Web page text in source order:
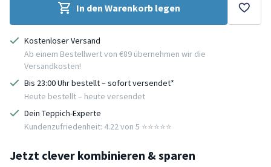
In den Warenkorb legen
Kostenloser Versand
Ab einem Bestellwert von €89 übernehmen wir die
Versandkosten!
Bis 23:00 Uhr bestellt – sofort versendet*
Heute bestellt – heute versendet
Dein Teppich-Experte
Kundenzufriedenheit: 4.22 von 5 ⭐️⭐️⭐️⭐️⭐️
Jetzt clever kombinieren & sparen